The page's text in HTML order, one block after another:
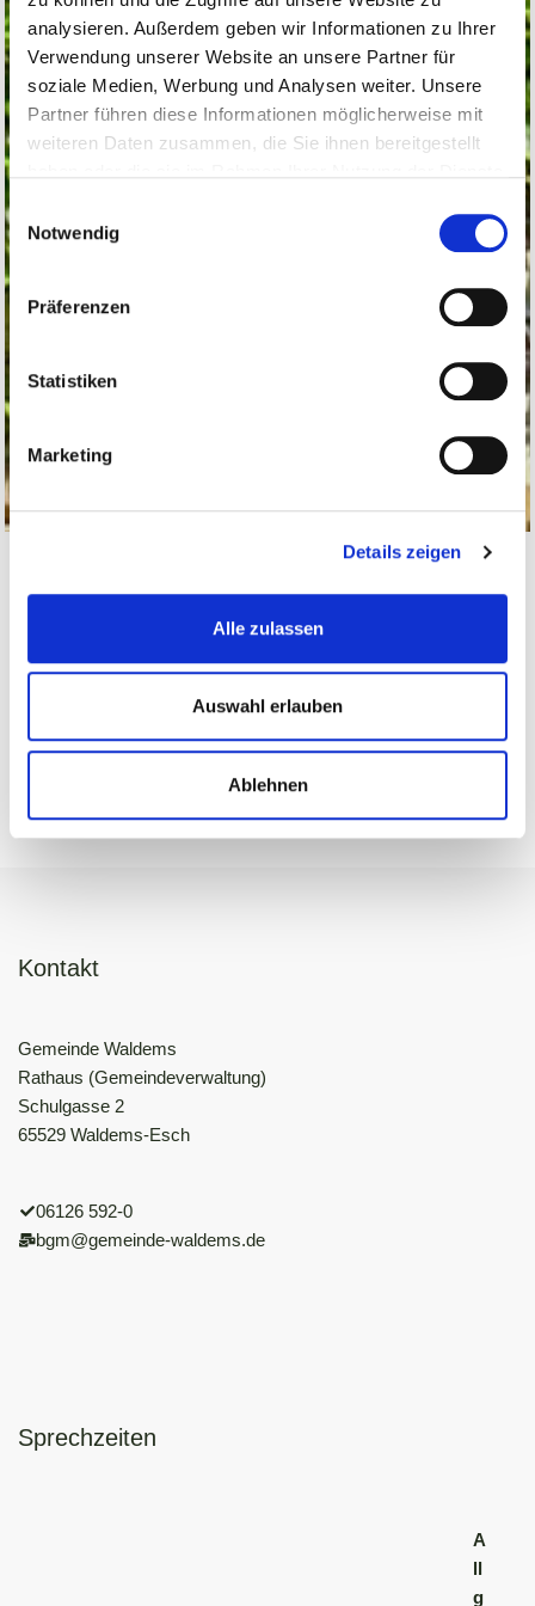
analysieren. Außerdem geben wir Informationen zu Ihrer
Verwendung unserer Website an unsere Partner für
soziale Medien, Werbung und Analysen weiter. Unsere
Partner führen diese Informationen möglicherweise mit
weiteren Daten zusammen, die Sie ihnen bereitgestellt
Einwilligungsauswahl
Notwendig
Präferenzen
Statistiken
Marketing
Details zeigen
Alle zulassen
Auswahl erlauben
Ablehnen
Schon- und Reizklima und einem ausgedehnten Naturpark.
Umwelt, Luft und Bachläufe sind hier noch in Ordnung und bei
Wanderungen kann man sich an einer reichen und intakten Tier-
Umgebung ist Waldems zum Wandern und Erholen der
geeignete Platz.
Kontakt
Gemeinde Waldems
Rathaus (Gemeindeverwaltung)
Schulgasse 2
65529 Waldems-Esch
06126 592-0
bgm@gemeinde-waldems.de
Sprechzeiten
A
ll
g